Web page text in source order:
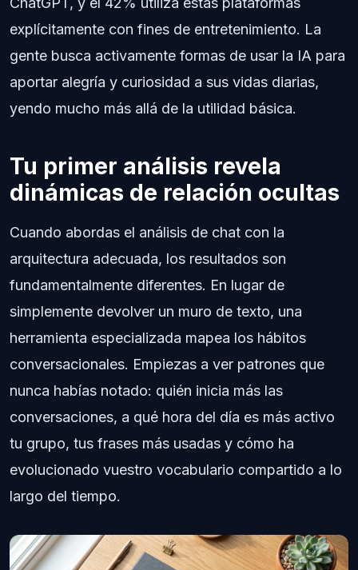
explícitamente con fines de entretenimiento. La
gente busca activamente formas de usar la IA para
aportar alegría y curiosidad a sus vidas diarias,
yendo mucho más allá de la utilidad básica.
Tu primer análisis revela
dinámicas de relación ocultas
Cuando abordas el análisis de chat con la
arquitectura adecuada, los resultados son
fundamentalmente diferentes. En lugar de
simplemente devolver un muro de texto, una
herramienta especializada mapea los hábitos
conversacionales. Empiezas a ver patrones que
nunca habías notado: quién inicia más las
conversaciones, a qué hora del día es más activo
tu grupo, tus frases más usadas y cómo ha
evolucionado vuestro vocabulario compartido a lo
largo del tiempo.